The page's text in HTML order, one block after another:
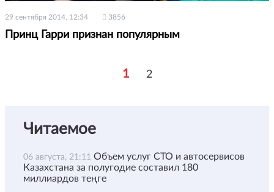
29 сентября 2014, 12:34 3856
Принц Гарри признан популярным
1 2
Читаемое
06 августа, 21:11 Объем услуг СТО и автосервисов
Казахстана за полугодие составил 180
миллиардов теңге